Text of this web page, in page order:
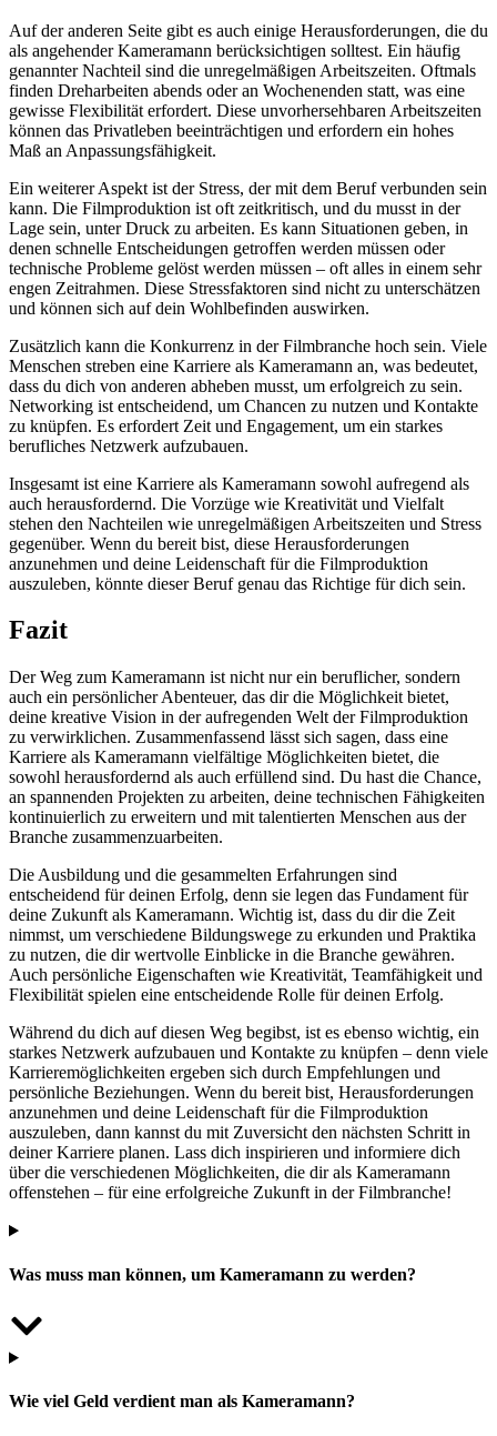
Auf der anderen Seite gibt es auch einige Herausforderungen, die du
als angehender Kameramann berücksichtigen solltest. Ein häufig
genannter Nachteil sind die unregelmäßigen Arbeitszeiten. Oftmals
finden Dreharbeiten abends oder an Wochenenden statt, was eine
gewisse Flexibilität erfordert. Diese unvorhersehbaren Arbeitszeiten
können das Privatleben beeinträchtigen und erfordern ein hohes
Maß an Anpassungsfähigkeit.
Ein weiterer Aspekt ist der Stress, der mit dem Beruf verbunden sein
kann. Die Filmproduktion ist oft zeitkritisch, und du musst in der
Lage sein, unter Druck zu arbeiten. Es kann Situationen geben, in
denen schnelle Entscheidungen getroffen werden müssen oder
technische Probleme gelöst werden müssen – oft alles in einem sehr
engen Zeitrahmen. Diese Stressfaktoren sind nicht zu unterschätzen
und können sich auf dein Wohlbefinden auswirken.
Zusätzlich kann die Konkurrenz in der Filmbranche hoch sein. Viele
Menschen streben eine Karriere als Kameramann an, was bedeutet,
dass du dich von anderen abheben musst, um erfolgreich zu sein.
Networking ist entscheidend, um Chancen zu nutzen und Kontakte
zu knüpfen. Es erfordert Zeit und Engagement, um ein starkes
berufliches Netzwerk aufzubauen.
Insgesamt ist eine Karriere als Kameramann sowohl aufregend als
auch herausfordernd. Die Vorzüge wie Kreativität und Vielfalt
stehen den Nachteilen wie unregelmäßigen Arbeitszeiten und Stress
gegenüber. Wenn du bereit bist, diese Herausforderungen
anzunehmen und deine Leidenschaft für die Filmproduktion
auszuleben, könnte dieser Beruf genau das Richtige für dich sein.
Fazit
Der Weg zum Kameramann ist nicht nur ein beruflicher, sondern
auch ein persönlicher Abenteuer, das dir die Möglichkeit bietet,
deine kreative Vision in der aufregenden Welt der Filmproduktion
zu verwirklichen. Zusammenfassend lässt sich sagen, dass eine
Karriere als Kameramann vielfältige Möglichkeiten bietet, die
sowohl herausfordernd als auch erfüllend sind. Du hast die Chance,
an spannenden Projekten zu arbeiten, deine technischen Fähigkeiten
kontinuierlich zu erweitern und mit talentierten Menschen aus der
Branche zusammenzuarbeiten.
Die Ausbildung und die gesammelten Erfahrungen sind
entscheidend für deinen Erfolg, denn sie legen das Fundament für
deine Zukunft als Kameramann. Wichtig ist, dass du dir die Zeit
nimmst, um verschiedene Bildungswege zu erkunden und Praktika
zu nutzen, die dir wertvolle Einblicke in die Branche gewähren.
Auch persönliche Eigenschaften wie Kreativität, Teamfähigkeit und
Flexibilität spielen eine entscheidende Rolle für deinen Erfolg.
Während du dich auf diesen Weg begibst, ist es ebenso wichtig, ein
starkes Netzwerk aufzubauen und Kontakte zu knüpfen – denn viele
Karrieremöglichkeiten ergeben sich durch Empfehlungen und
persönliche Beziehungen. Wenn du bereit bist, Herausforderungen
anzunehmen und deine Leidenschaft für die Filmproduktion
auszuleben, dann kannst du mit Zuversicht den nächsten Schritt in
deiner Karriere planen. Lass dich inspirieren und informiere dich
über die verschiedenen Möglichkeiten, die dir als Kameramann
offenstehen – für eine erfolgreiche Zukunft in der Filmbranche!
Was muss man können, um Kameramann zu werden?
Wie viel Geld verdient man als Kameramann?